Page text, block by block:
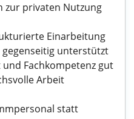
zur privaten Nutzung
Einarbeitung
gegenseitig unterstützt
Fachkompetenz gut
Arbeit
statt